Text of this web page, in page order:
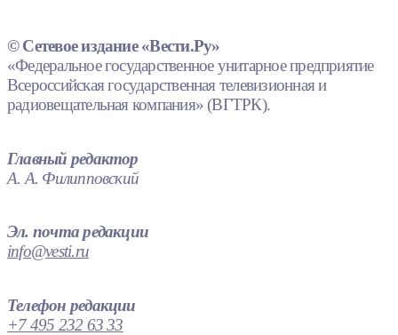
© Сетевое издание «Вести.Ру»
«Федеральное государственное унитарное предприятие
Всероссийская государственная телевизионная и
радиовещательная компания» (ВГТРК).
Главный редактор
А. А. Филипповский
Эл. почта редакции
info@vesti.ru
Телефон редакции
+7 495 232 63 33